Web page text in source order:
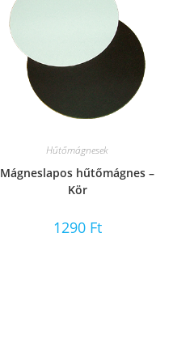
Hűtőmágnesek
Mágneslapos hűtőmágnes –
Kör
1290 Ft